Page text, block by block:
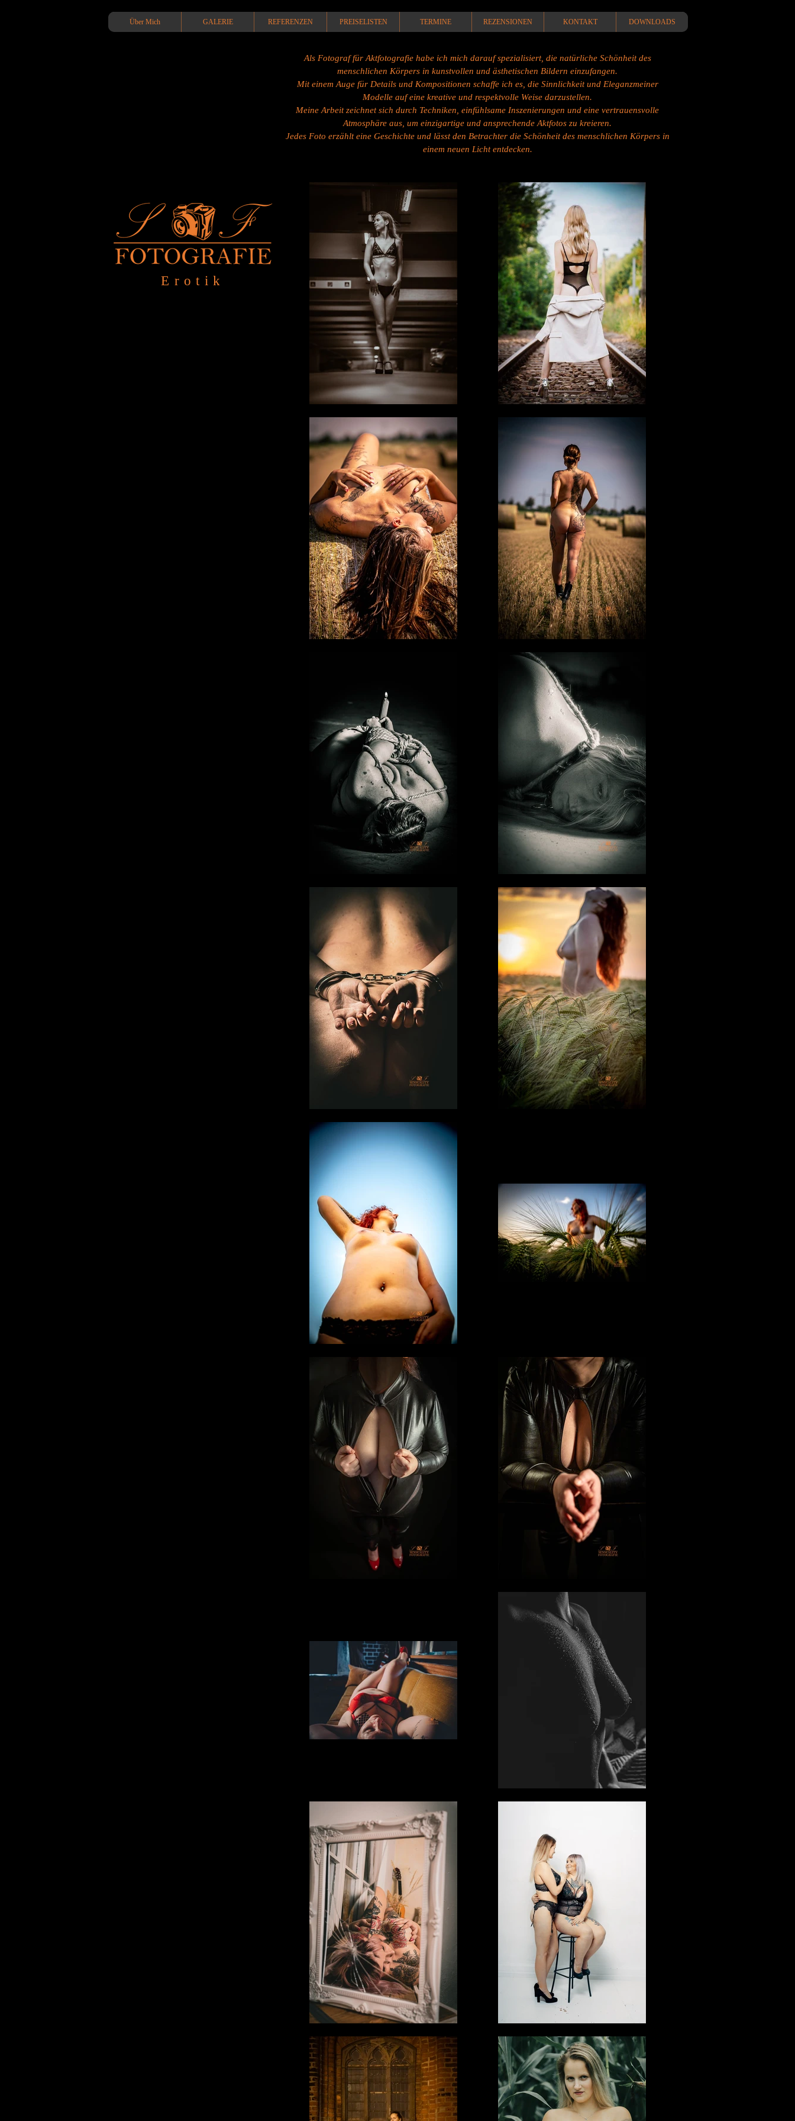
Über Mich GALERIE REFERENZEN PREISELISTEN TERMINE REZENSIONEN KONTAKT DOWNLOADS
Erotik
Als Fotograf für Aktfotografie habe ich mich darauf spezialisiert, die natürliche Schönheit des
menschlichen Körpers in kunstvollen und ästhetischen Bildern einzufangen.
Mit einem Auge für Details und Kompositionen schaffe ich es, die Sinnlichkeit und Eleganzmeiner
Modelle auf eine kreative und respektvolle Weise darzustellen.
Meine Arbeit zeichnet sich durch Techniken, einfühlsame Inszenierungen und eine vertrauensvolle
Atmosphäre aus, um einzigartige und ansprechende Aktfotos zu kreieren.
Jedes Foto erzählt eine Geschichte und lässt den Betrachter die Schönheit des menschlichen Körpers in
einem neuen Licht entdecken.